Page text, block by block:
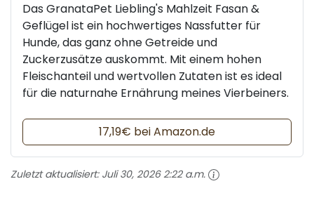
Das GranataPet Liebling's Mahlzeit Fasan &
Geflügel ist ein hochwertiges Nassfutter für
Hunde, das ganz ohne Getreide und
Zuckerzusätze auskommt. Mit einem hohen
Fleischanteil und wertvollen Zutaten ist es ideal
für die naturnahe Ernährung meines Vierbeiners.
17,19€ bei Amazon.de
Zuletzt aktualisiert: Juli 30, 2026 2:22 a.m.